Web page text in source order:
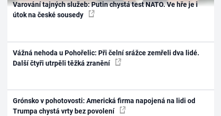
Varování tajných služeb: Putin chystá test NATO. Ve hře je i
útok na české sousedy
Vážná nehoda u Pohořelic: Při čelní srážce zemřeli dva lidé.
Další čtyři utrpěli těžká zranění
Grónsko v pohotovosti: Americká firma napojená na lidi od
Trumpa chystá vrty bez povolení